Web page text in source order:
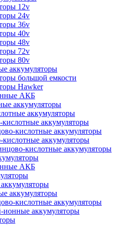
12v
24v
36v
40v
48v
72v
80v
аккумуляторы
большой емкости
Hawker
АКБ
аккумуляторы
аккумуляторы
аккумуляторы
кислотные аккумуляторы
аккумуляторы
кислотные аккумуляторы
АКБ
аккумуляторы
кислотные аккумуляторы
ионные аккумуляторы